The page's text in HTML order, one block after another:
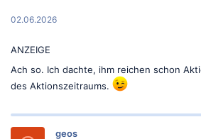
02.06.2026
ANZEIGE
Ach so. Ich dachte, ihm reichen schon
des Aktionszeitraums.
geos